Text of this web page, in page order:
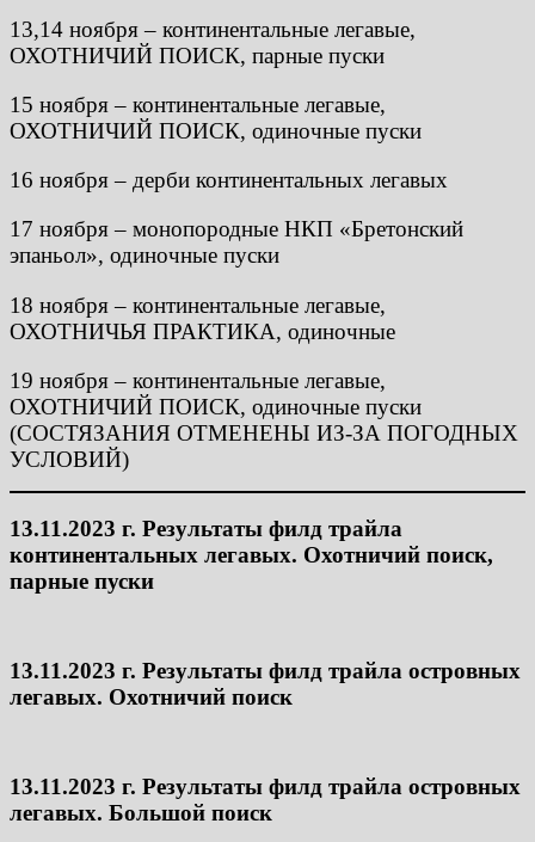
13,14 ноября – континентальные легавые,
ОХОТНИЧИЙ ПОИСК, парные пуски
15 ноября – континентальные легавые,
ОХОТНИЧИЙ ПОИСК, одиночные пуски
16 ноября – дерби континентальных легавых
17 ноября – монопородные НКП «Бретонский
эпаньол», одиночные пуски
18 ноября – континентальные легавые,
ОХОТНИЧЬЯ ПРАКТИКА, одиночные
19 ноября – континентальные легавые,
ОХОТНИЧИЙ ПОИСК, одиночные пуски
(СОСТЯЗАНИЯ ОТМЕНЕНЫ ИЗ-ЗА ПОГОДНЫХ
УСЛОВИЙ)
13.11.2023 г. Результаты филд трайла
континентальных легавых. Охотничий поиск,
парные пуски
13.11.2023 г. Результаты филд трайла островных
легавых. Охотничий поиск
13.11.2023 г. Результаты филд трайла островных
легавых. Большой поиск